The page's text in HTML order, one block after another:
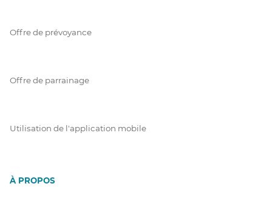
Offre de prévoyance
Offre de parrainage
Utilisation de l'application mobile
À PROPOS